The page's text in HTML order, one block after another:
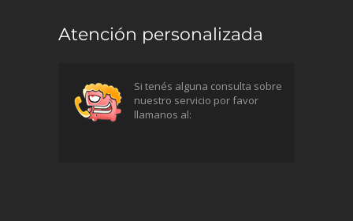
Atención personalizada
Si tenés alguna consulta sobre
nuestro servicio por favor
llamanos al: